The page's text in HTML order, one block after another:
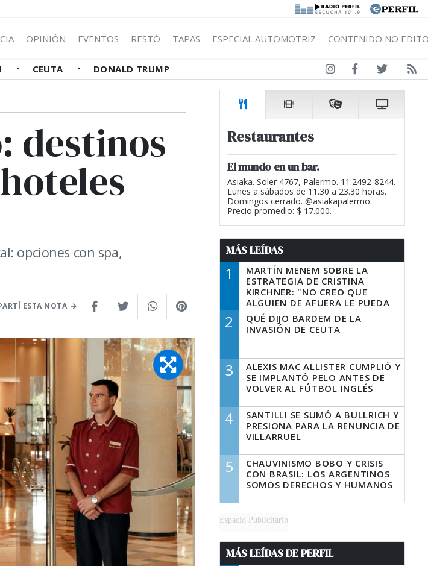
|
OPINIÓN EVENTOS RESTÓ TAPAS ESPECIAL AUTOMOTRIZ CONTENIDO NO
CEUTA DONALD TRUMP
destinos
opciones con spa,
ESTA NOTA
Restaurantes
El mundo en un bar.
Asiaka. Soler 4767, Palermo. 11.2492-8244.
Lunes a sábados de 11.30 a 23.30 horas.
Domingos cerrado. @asiakapalermo.
Precio promedio: $ 17.000.
MÁS LEÍDAS
1
MARTÍN MENEM SOBRE LA
ESTRATEGIA DE CRISTINA
KIRCHNER: "NO CREO QUE
ALGUIEN DE AFUERA LE PUEDA
DECIR A LA JUSTICIA LO QUE
TIENE QUE HACER"
2
QUÉ DIJO BARDEM DE LA
INVASIÓN DE CEUTA
3
ALEXIS MAC ALLISTER CUMPLIÓ Y
SE IMPLANTÓ PELO ANTES DE
VOLVER AL FÚTBOL INGLÉS
4
SANTILLI SE SUMÓ A BULLRICH Y
PRESIONA PARA LA RENUNCIA DE
VILLARRUEL
5
CHAUVINISMO BOBO Y CRISIS
CON BRASIL: LOS ARGENTINOS
SOMOS DERECHOS Y HUMANOS
Espacio Publicitario
MÁS LEÍDAS DE PERFIL